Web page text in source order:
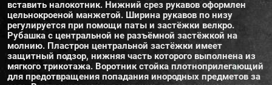
вставить налокотник. Нижний срез рукавов оформлен
цельнокроеной манжетой. Ширина рукавов по низу
регулируется при помощи паты и застёжки велкро.
Рубашка с центральной не разъёмной застёжкой на
молнию. Пластрон центральной застёжки имеет
защитный подзор, нижняя часть которого выполнена из
мягкого трикотажа. Воротник стойка плотноприлегающий
для предотвращения попадания инородных предметов за